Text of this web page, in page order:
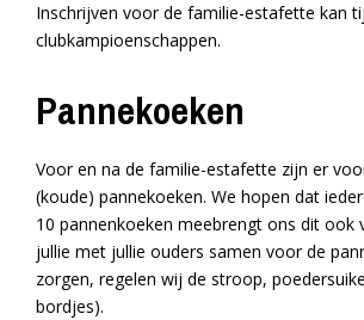
Inschrijven voor de familie-estafette kan
clubkampioenschappen.
Pannekoeken
Voor en na de familie-estafette zijn er
(koude) pannekoeken. We hopen dat
10 pannenkoeken meebrengt ons dit ook
jullie met jullie ouders samen voor de
zorgen, regelen wij de stroop,
bordjes).